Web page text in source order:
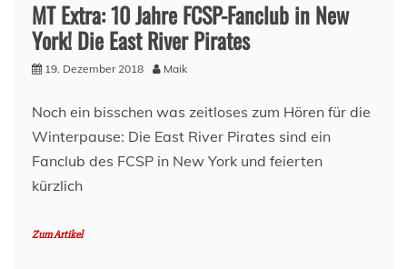
MT Extra: 10 Jahre FCSP-Fanclub in New
York! Die East River Pirates
19. Dezember 2018 Maik
Noch ein bisschen was zeitloses zum Hören für die
Winterpause: Die East River Pirates sind ein
Fanclub des FCSP in New York und feierten
kürzlich
Zum Artikel